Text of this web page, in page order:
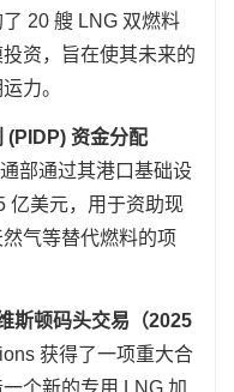
20 艘 LNG 双燃料
资，旨在使其未来的
力。
(PIDP) 资金分配
部通过其港口基础设
亿美元，用于资助现
气等替代燃料的项
斯顿码头交易（2025
获得了一项重大合